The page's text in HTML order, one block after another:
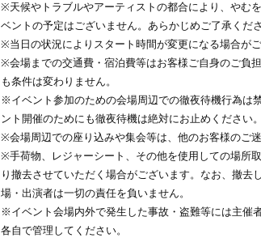
※天候やトラブルやアーティストの都合により、やむ
ベントの予定はございません。あらかじめご了承くださ
※当日の状況によりスタート時間が変更になる場合がご
※会場までの交通費・宿泊費等はお客様ご自身のご負
も条件は変わりません。
※イベント参加のための会場周辺での徹夜待機行為は
ント開催のためにも徹夜待機は絶対にお止めください。
※会場周辺での座り込みや集会等は、他のお客様のご
※手荷物、レジャーシート、その他を使用しての場所
り撤去させていただく場合がございます。なお、撤
場・出演者は一切の責任を負いません。
※イベント会場内外で発生した事故・盗難等には主催
各自で管理してください。